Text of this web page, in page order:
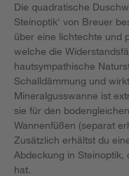
Die quadratische
Steinoptik' von Breuer
über eine lichtechte und
welche die
hautsympathische
Schalldämmung und
Mineralgusswanne ist
sie für den
Wannenfüßen (separat
Zusätzlich erhältst du
Abdeckung in
hat.